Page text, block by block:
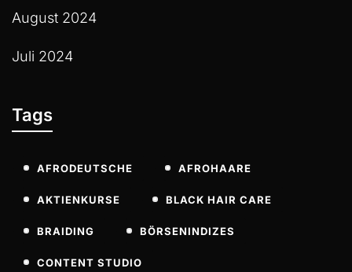
August 2024
Juli 2024
Tags
AFRODEUTSCHE AFROHAARE
AKTIENKURSE BLACK HAIR CARE
BRAIDING BÖRSENINDIZES
CONTENT STUDIO